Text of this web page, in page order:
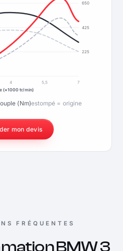
225
425
650
4 5,5
7
(×1000 tr/min)
(Nm)estompé = origine
mon devis
FRÉQUENTES
BMW 3